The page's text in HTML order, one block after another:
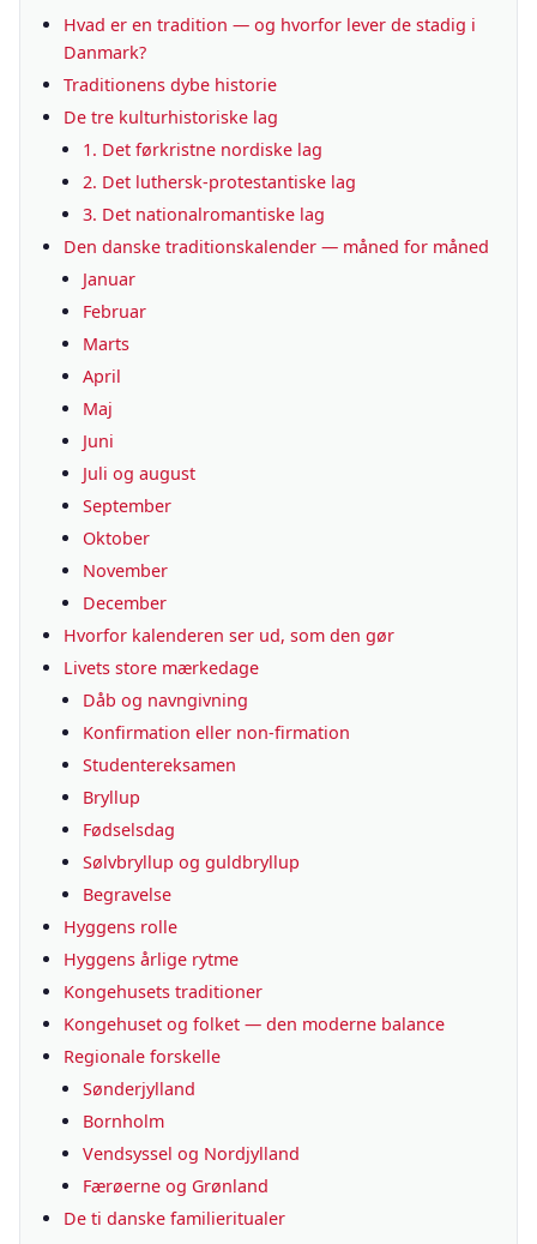
Hvad er en tradition — og hvorfor lever de stadig i
Danmark?
Traditionens dybe historie
De tre kulturhistoriske lag
1. Det førkristne nordiske lag
2. Det luthersk-protestantiske lag
3. Det nationalromantiske lag
Den danske traditionskalender — måned for måned
Januar
Februar
Marts
April
Maj
Juni
Juli og august
September
Oktober
November
December
Hvorfor kalenderen ser ud, som den gør
Livets store mærkedage
Dåb og navngivning
Konfirmation eller non-firmation
Studentereksamen
Bryllup
Fødselsdag
Sølvbryllup og guldbryllup
Begravelse
Hyggens rolle
Hyggens årlige rytme
Kongehusets traditioner
Kongehuset og folket — den moderne balance
Regionale forskelle
Sønderjylland
Bornholm
Vendsyssel og Nordjylland
Færøerne og Grønland
De ti danske familieritualer